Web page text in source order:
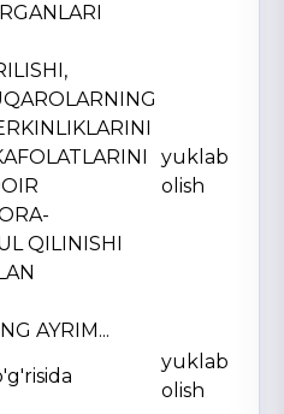
QILINISHI
AYRIM...
yuklab
olish
yuklab
olish